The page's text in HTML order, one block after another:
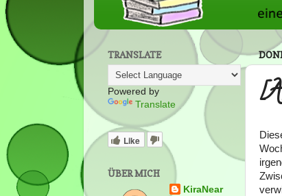
TRANSLATE
Powered by
Translate
Like
ÜBER MICH
KiraNear